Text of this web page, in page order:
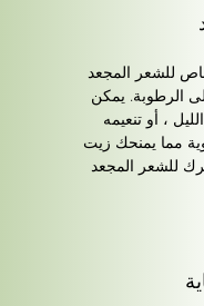
للشعر المجعد
الرطوبة. يمكن
، أو تنعيمه
مما يمنحك زيت
للشعر المجعد